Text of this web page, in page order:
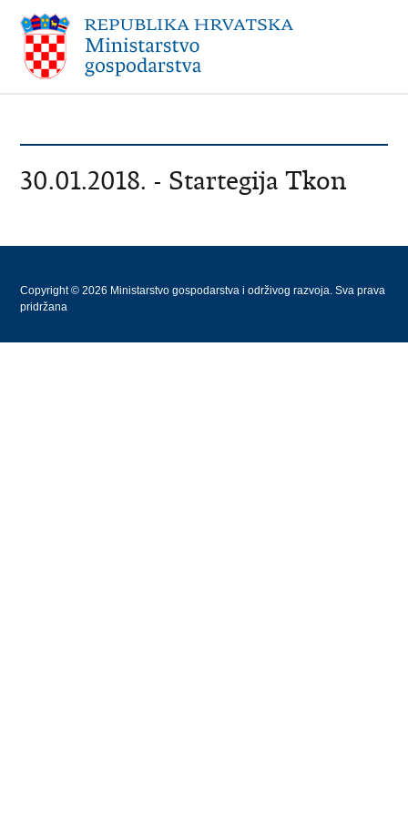
30.01.2018. - Startegija Tkon
Copyright © 2026 Ministarstvo gospodarstva i održivog razvoja. Sva prava
pridržana